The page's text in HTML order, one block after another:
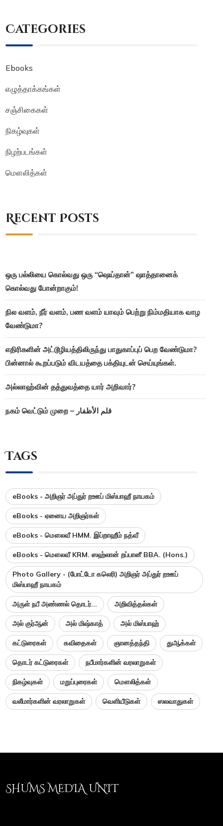
Categories
Ebooks
எழுத்தாக்கங்கள்
சஞ்சிகைகள்
நிகழ்வுகள்
நிழற்படங்கள்
மௌலித்கள்
Recent Posts
ஒரு பல்லியை கொல்வது ஒரு “ஷெய்தான்” ஷாத்தானைக்
கொல்வது போன்றாகும்!
நில வளம், நீர் வளம், பண வளம் யாவும் பெற்று நிம்மதியாக வாழ
வேண்டுமா?
எதிரிகளின் அட்டூழியத்திலிருந்து பாதுகாப்புப் பெற வேண்டுமா?
பின்னால் கூறப்படும் விடயத்தை பக்தியுடன் செய்யுங்கள்.
அல்லாஹ்வின் தத்துவத்தை யார் அறிவார்?
நகம் வெட்டும் முறை – قلم الأظفار
Tags
eBooks - அறிஞர் அப்துர் றஊப் மிஸ்பாஹீ நாயகம்
eBooks - ஏனைய அறிஞர்கள்
eBooks - மௌலவீ HMM. இப்றாஹீம் நத்வீ
eBooks - மௌலவீ KRM. ஸஹ்லான் றப்பானீ BBA. (Hons.)
Photo Gallery - (போட்டோ கலெரி) அறிஞர் அப்துர் றஊப்
மிஸ்பாஹீ நாயகம்
அருள் நபீ அண்ணல் தொடர்... அறிவித்தல்கள்
அல் குர்ஆன் அல் மிஷ்காத் அல் மிஸ்பாஹ்
கட்டுரைகள் கவிதைகள் ஞானத்தந்தி துஆக்கள்
தொடர் கட்டுரைகள் நபீமார்களின் வரலாறுகள்
நிகழ்வுகள் மறுப்புரைகள் மௌலித்கள்
வலீமார்களின் வரலாறுகள் வெளியீடுகள் ஸலவாதுகள்
SHUMS MEDIA UNIT